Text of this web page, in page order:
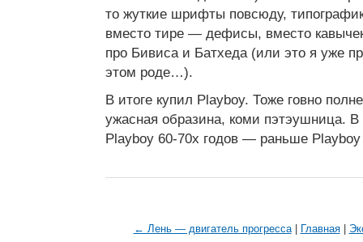
то жуткие шрифты повсюду,
вместо тире — дефисы, вместо
про Бивиса и Батхеда (или это я уже
этом роде…).
В итоге купил Playboy. Тоже говно
ужасная образина, коми пэтэушница.
Playboy 60-70х годов — раньше
← Лень — двигатель прогресса| Главная|